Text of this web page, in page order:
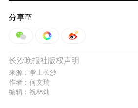
分享至
长沙晚报社版权声明
来源：掌上长沙
作者：何文瑞
编辑：祝林灿